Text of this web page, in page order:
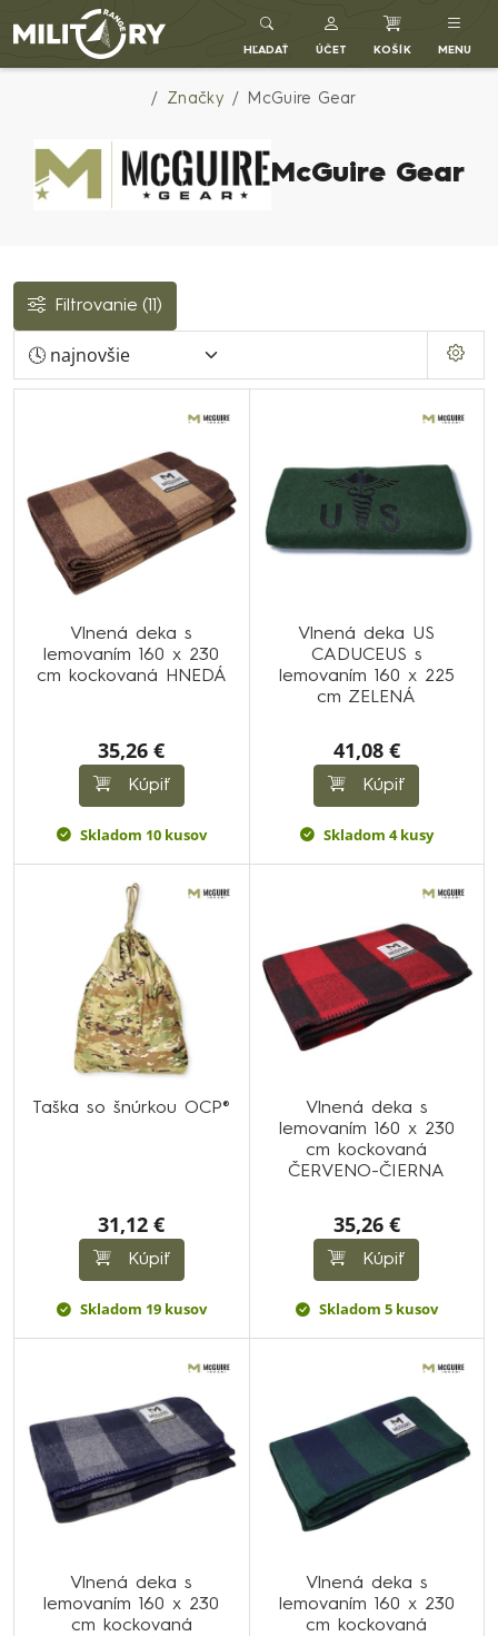
Army shop MILITARY RANGE SK
HĽADAŤ ÚČET KOŠÍK MENU
Značky McGuire Gear
McGuire Gear
Filtrovanie (11)
Vlnená deka s
lemovaním 160 x 230
cm kockovaná HNEDÁ
35,26 €
Kúpiť
Skladom 10 kusov
Vlnená deka US
CADUCEUS s
lemovaním 160 x 225
cm ZELENÁ
41,08 €
Kúpiť
Skladom 4 kusy
Taška so šnúrkou OCP®
31,12 €
Kúpiť
Skladom 19 kusov
Vlnená deka s
lemovaním 160 x 230
cm kockovaná
ČERVENO-ČIERNA
35,26 €
Kúpiť
Skladom 5 kusov
Vlnená deka s
lemovaním 160 x 230
cm kockovaná
Vlnená deka s
lemovaním 160 x 230
cm kockovaná